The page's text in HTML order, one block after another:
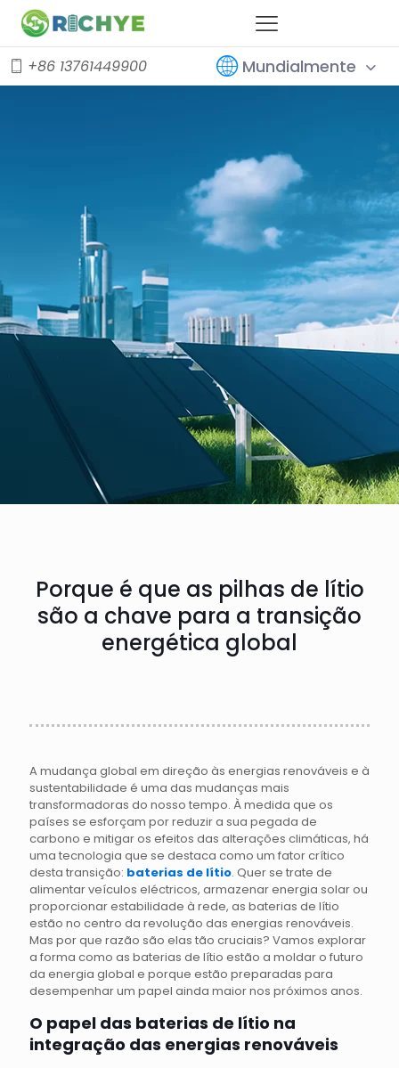
+86 13761449900 Mundialmente
Porque é que as pilhas de lítio
são a chave para a transição
energética global
A mudança global em direção às energias renováveis e à
sustentabilidade é uma das mudanças mais
transformadoras do nosso tempo. À medida que os
países se esforçam por reduzir a sua pegada de
carbono e mitigar os efeitos das alterações climáticas, há
uma tecnologia que se destaca como um fator crítico
desta transição: baterias de lítio. Quer se trate de
alimentar veículos eléctricos, armazenar energia solar ou
proporcionar estabilidade à rede, as baterias de lítio
estão no centro da revolução das energias renováveis.
Mas por que razão são elas tão cruciais? Vamos explorar
a forma como as baterias de lítio estão a moldar o futuro
da energia global e porque estão preparadas para
desempenhar um papel ainda maior nos próximos anos.
O papel das baterias de lítio na
integração das energias renováveis